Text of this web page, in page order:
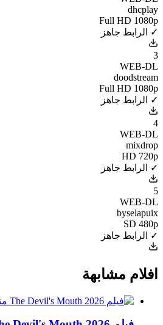
dhcplay
Full HD 1080p
✓ الرابط جاهز
3
WEB-DL
doodstream
Full HD 1080p
✓ الرابط جاهز
4
WEB-DL
mixdrop
HD 720p
✓ الرابط جاهز
5
WEB-DL
byselapuix
SD 480p
✓ الرابط جاهز
افلام مشابهة